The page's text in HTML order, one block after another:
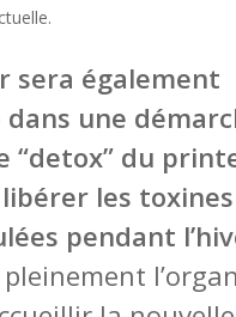
sera également
une
“detox” du
les toxines
pendant